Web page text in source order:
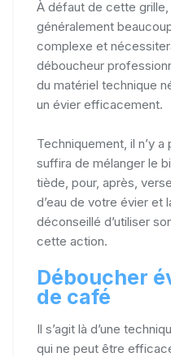
À défaut de cette grille,
généralement
complexe et
déboucheur
du matériel technique
un évier efficacement.
Techniquement, il n’y
suffira de mélanger le
tiède, pour, après,
d’eau de votre évier et
déconseillé d’utiliser
cette action.
Déboucher
de café
Il s’agit là d’une
qui ne peut être